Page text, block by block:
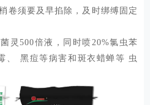
卷须要及早掐除，及时绑缚固定
灵500倍液，同时喷20%氯虫苯
黑痘等病害和斑衣蜡蝉等虫